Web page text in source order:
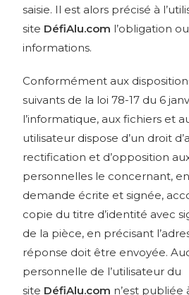
saisie. Il est alors précisé à
site DéfiAlu.com l’obligation
informations.
Conformément aux
suivants de la loi 78-17 du 6
l’informatique, aux fichiers et
utilisateur dispose d’un droit
rectification et d’opposition
personnelles le concernant,
demande écrite et signée,
copie du titre d’identité avec
de la pièce, en précisant
réponse doit être envoyée.
personnelle de l’utilisateur du
site DéfiAlu.com n’est publiée